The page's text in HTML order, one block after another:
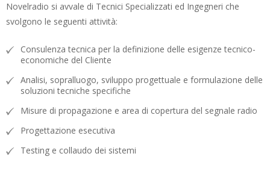
Novelradio si avvale di Tecnici Specializzati ed Ingegneri che
svolgono le seguenti attività:
Consulenza tecnica per la definizione delle esigenze tecnico-
economiche del Cliente
Analisi, sopralluogo, sviluppo progettuale e formulazione delle
soluzioni tecniche specifiche
Misure di propagazione e area di copertura del segnale radio
Progettazione esecutiva
Testing e collaudo dei sistemi